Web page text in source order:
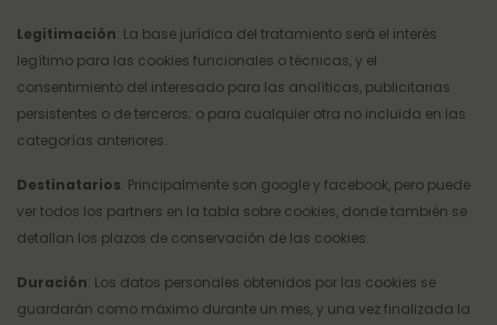
Legitimación: La base jurídica del tratamiento será el interés
legítimo para las cookies funcionales o técnicas, y el
consentimiento del interesado para las analíticas, publicitarias
persistentes o de terceros; o para cualquier otra no incluida en las
categorías anteriores.
Destinatarios: Principalmente son google y facebook, pero puede
ver todos los partners en la tabla sobre cookies, donde también se
detallan los plazos de conservación de las cookies.
Duración: Los datos personales obtenidos por las cookies se
guardarán como máximo durante un mes, y una vez finalizada la